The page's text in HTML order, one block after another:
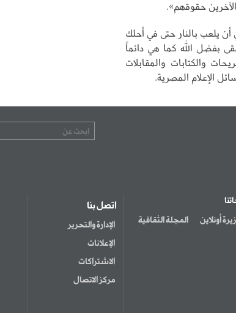
حقوقهم».
يلعب بالنار حتى في أحلك
بفضل الله كما هي دائماً
والكتابات والمقابلات
الإعلام المصرية.
أونلاين المجلة الثقافية
اتصل بنا
الإدارة والتحرير
الإعلانات
الاشتراكات
مركز الاتصال